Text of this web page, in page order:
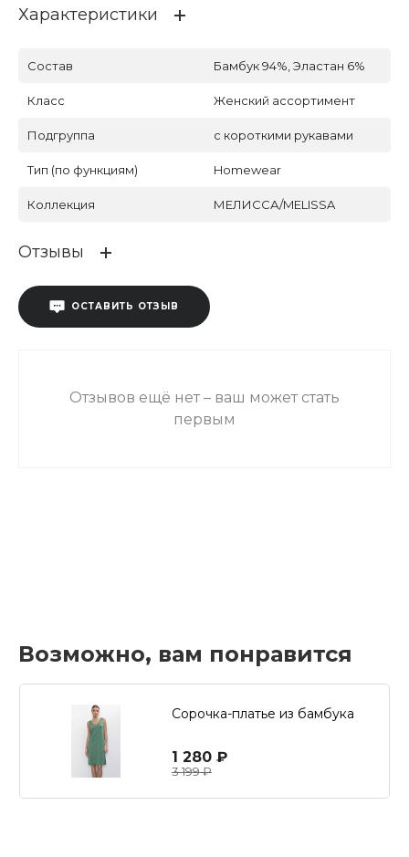
Характеристики
Состав Бамбук 94%, Эластан 6%
Класс Женский ассортимент
Подгруппа с короткими рукавами
Тип (по функциям) Homewear
Коллекция МЕЛИССА/MELISSA
Отзывы
ОСТАВИТЬ ОТЗЫВ
Отзывов ещё нет – ваш может стать
первым
Возможно, вам понравится
Сорочка-платье из бамбука
1 280 ₽
3 199 ₽